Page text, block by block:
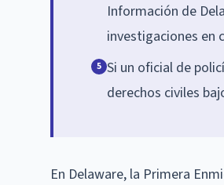
Información de
investigaciones en
5 Si un oficial de
derechos civiles
En Delaware, la Primera